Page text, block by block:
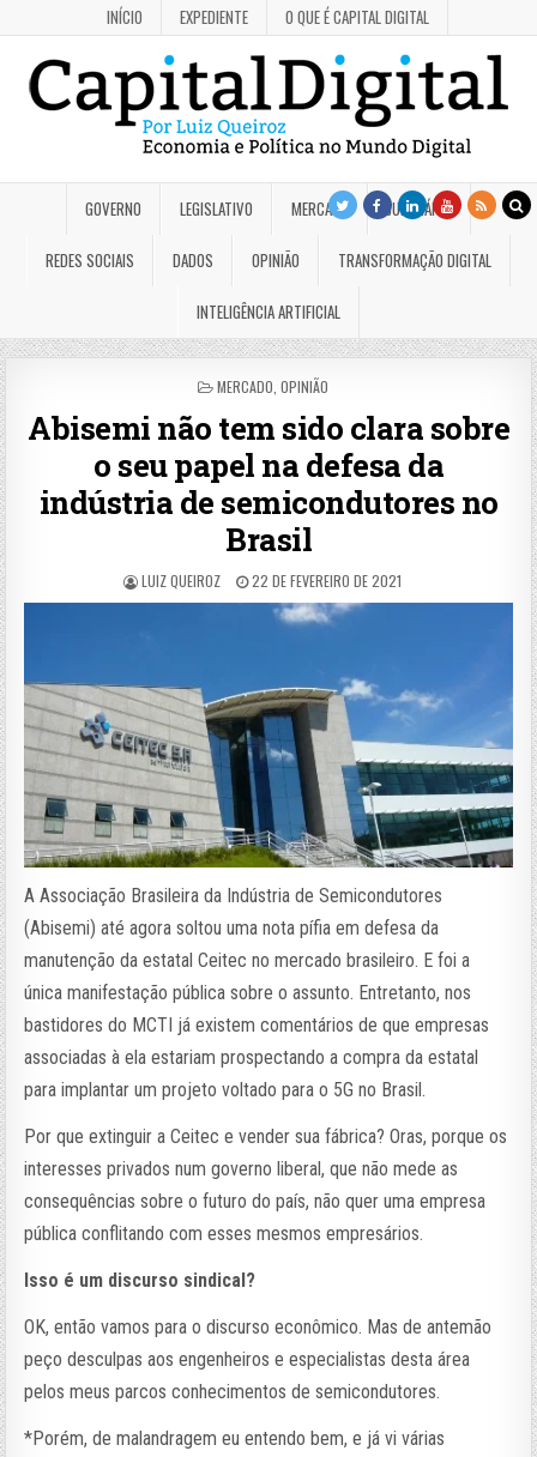
INÍCIO EXPEDIENTE O QUE É CAPITAL DIGITAL
GOVERNO LEGISLATIVO MERCADO JUDICIÁRIO
REDES SOCIAIS DADOS OPINIÃO TRANSFORMAÇÃO DIGITAL
INTELIGÊNCIA ARTIFICIAL
POSTED
MERCADO OPINIÃO
Abisemi não tem sido clara sobre
o seu papel na defesa da
indústria de semicondutores no
Brasil
LUIZ QUEIROZ 22 DE FEVEREIRO DE 2021
A Associação Brasileira da Indústria de Semicondutores
(Abisemi) até agora soltou uma nota pífia em defesa da
manutenção da estatal Ceitec no mercado brasileiro. E foi a
única manifestação pública sobre o assunto. Entretanto, nos
bastidores do MCTI já existem comentários de que empresas
associadas à ela estariam prospectando a compra da estatal
para implantar um projeto voltado para o 5G no Brasil.
Por que extinguir a Ceitec e vender sua fábrica? Oras, porque os
interesses privados num governo liberal, que não mede as
consequências sobre o futuro do país, não quer uma empresa
pública conflitando com esses mesmos empresários.
Isso é um discurso sindical?
OK, então vamos para o discurso econômico. Mas de antemão
peço desculpas aos engenheiros e especialistas desta área
pelos meus parcos conhecimentos de semicondutores.
*Porém, de malandragem eu entendo bem, e já vi várias